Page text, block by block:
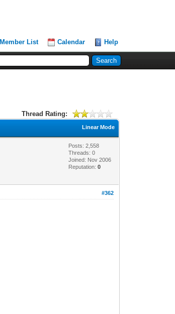
Member List Calendar Help
Thread Rating:
Linear Mode
Posts: 2,558
Threads: 0
Joined: Nov 2006
Reputation:0
#362